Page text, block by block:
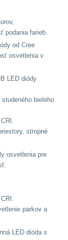
podania farieb.
od Cree
osvetlenia v
LED diódy
bieleho
stropné
osvetlenia pre
parkov a
LED dióda s